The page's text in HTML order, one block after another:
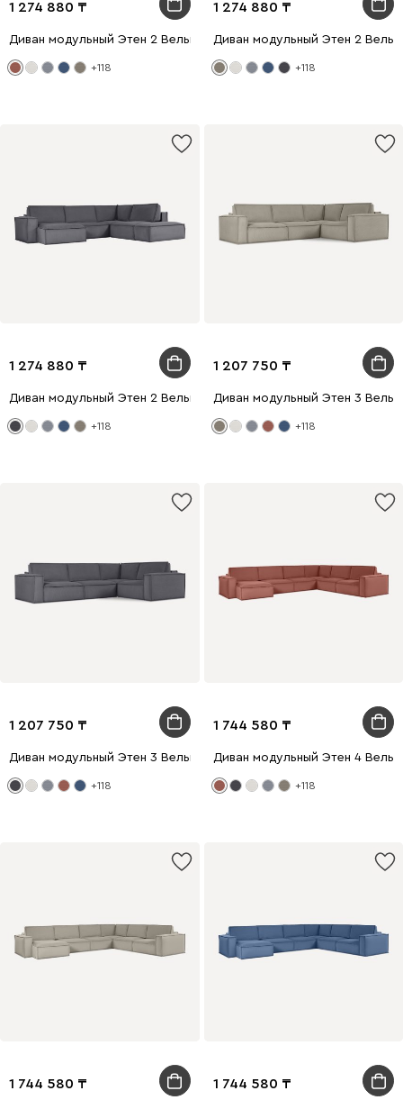
1 274 880
Диван модульный Этен 2 Вельвет Терракотовый
+118
1 274 880
Диван модульный Этен 2
+118
1 274 880
Диван модульный Этен 2 Вельвет Серый
+118
1 207 750
Диван модульный Этен 3
+118
1 207 750
Диван модульный Этен 3 Вельвет Серый
+118
1 744 580
Диван модульный Этен 4
+118
1 744 580 1 744 580